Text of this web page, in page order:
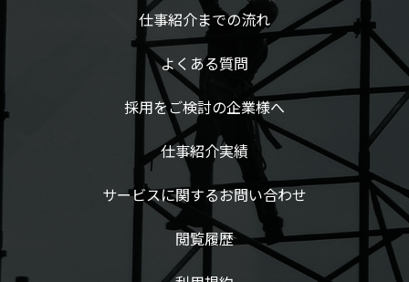
仕事紹介までの流れ
よくある質問
採用をご検討の企業様へ
仕事紹介実績
サービスに関するお問い合わせ
閲覧履歴